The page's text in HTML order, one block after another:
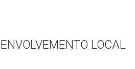
LOCAL